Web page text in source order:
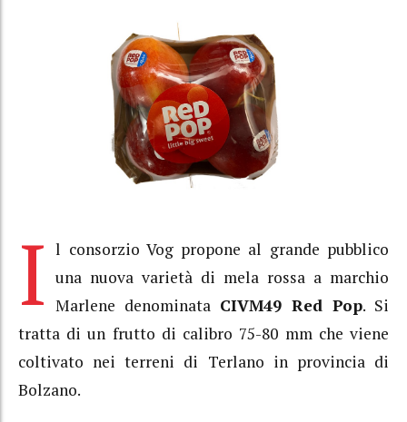
I l consorzio Vog propone al grande pubblico
una nuova varietà di mela rossa a marchio
Marlene denominata CIVM49 Red Pop. Si
tratta di un frutto di calibro 75-80 mm che viene
coltivato nei terreni di Terlano in provincia di
Bolzano.